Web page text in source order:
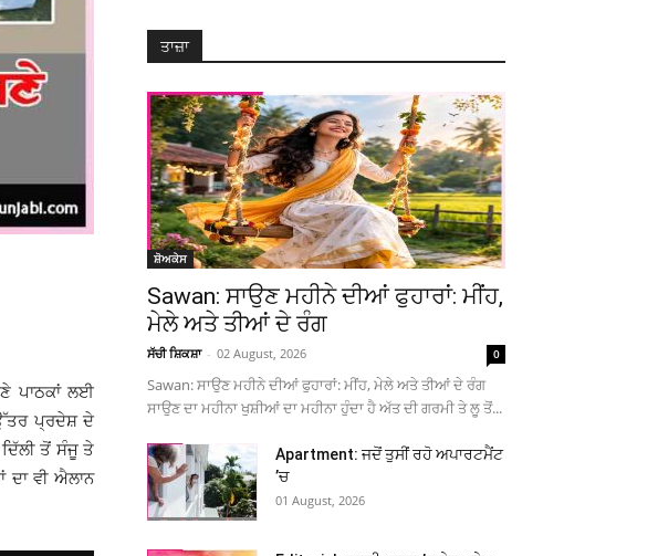
ਪਾਠਕਾਂ ਲਈ
ਉੱਤਰ ਪ੍ਰਦੇਸ਼ ਦੇ
ਦਿੱਲੀ ਤੋਂ ਸੰਜੂ ਤੇ
ਵੀ ਐਲਾਨ
ਤਾਜ਼ਾ
ਸ਼ੋਅਕੇਸ
Sawan: ਸਾਉਣ ਮਹੀਨੇ ਦੀਆਂ ਫੁਹਾਰਾਂ: ਮੀਂਹ,
ਮੇਲੇ ਅਤੇ ਤੀਆਂ ਦੇ ਰੰਗ
ਸੱਚੀ ਸ਼ਿਕਸ਼ਾ - 02 August, 2026 0
Sawan: ਸਾਉਣ ਮਹੀਨੇ ਦੀਆਂ ਫੁਹਾਰਾਂ: ਮੀਂਹ, ਮੇਲੇ ਅਤੇ ਤੀਆਂ ਦੇ ਰੰਗ
ਸਾਉਣ ਦਾ ਮਹੀਨਾ ਖੁਸ਼ੀਆਂ ਦਾ ਮਹੀਨਾ ਹੁੰਦਾ ਹੈ ਅੱਤ ਦੀ ਗਰਮੀ ਤੇ ਲੂ ਤੋਂ...
Apartment: ਜਦੋਂ ਤੁਸੀਂ ਰਹੋ ਅਪਾਰਟਮੈਂਟ
’ਚ
01 August, 2026